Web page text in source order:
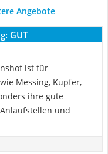
Angebote
GUT
ist für
Messing, Kupfer,
ihre gute
und